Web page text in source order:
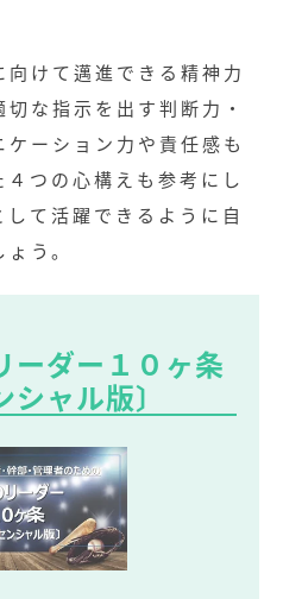
けて邁進できる精神力
な指示を出す判断力・
ーション力や責任感も
つの心構えも参考にし
て活躍できるように自
う。
ーダー１０ヶ条
シャル版〕